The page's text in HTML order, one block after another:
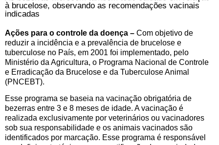
à brucelose, observando as recomendações vacinais
indicadas
Ações para o controle da doença – Com objetivo de
reduzir a incidência e a prevalência de brucelose e
tuberculose no País, em 2001 foi implementado, pelo
Ministério da Agricultura, o Programa Nacional de Controle
e Erradicação da Brucelose e da Tuberculose Animal
(PNCEBT).
Esse programa se baseia na vacinação obrigatória de
bezerras entre 3 e 8 meses de idade. A vacinação é
realizada exclusivamente por veterinários ou vacinadores
sob sua responsabilidade e os animais vacinados são
identificados por marcação. Esse programa é responsável